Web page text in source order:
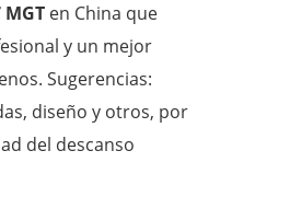
en China que
y un mejor
Sugerencias:
diseño y otros, por
del descanso